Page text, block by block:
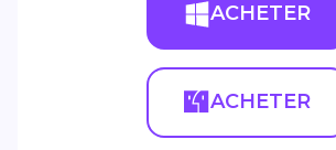
ACHETER
ACHETER